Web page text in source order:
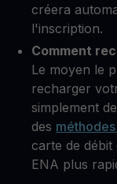
créera
l'inscription.
Comment
Le moyen le
recharger
simplement
des
carte de
ENA plus